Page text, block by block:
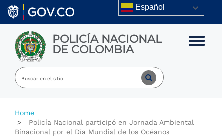
Skip to main content Español
POLICÍA NACIONAL
DE COLOMBIA Toggle
Home
Policía Nacional participó en Jornada Ambiental
Binacional por el Día Mundial de los Océanos